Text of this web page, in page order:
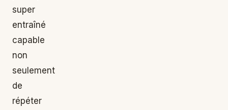
super
entraîné
capable
non
seulement
de
répéter